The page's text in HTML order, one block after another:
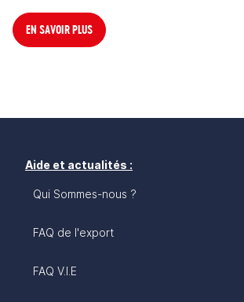
EN SAVOIR PLUS
Aide et actualités :
Qui Sommes-nous ?
FAQ de l'export
FAQ V.I.E